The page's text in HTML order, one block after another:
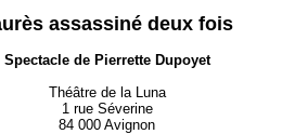
assassiné deux fois
Spectacle de Pierrette Dupoyet
Théâtre de la Luna
1 rue Séverine
84 000 Avignon